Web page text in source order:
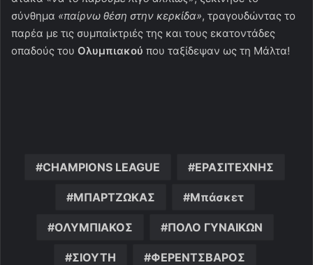
σύνθημα «παίρνω θέση στην κερκίδα», τραγουδώντας το
παρέα με τις συμπαίκτριές της και τους εκατοντάδες
οπαδούς του Ολυμπιακού που ταξίδεψαν ως τη Μάλτα!
CHAMPIONS LEAGUE ΕΡΑΣΙΤΕΧΝΗΣ
ΜΠΑΡΤΖΩΚΑΣ Μπάσκετ
ΟΛΥΜΠΙΑΚΟΣ ΠΟΛΟ ΓΥΝΑΙΚΩΝ
ΣΙΟΥΤΗ ΦΕΡΕΝΤΣΒΑΡΟΣ